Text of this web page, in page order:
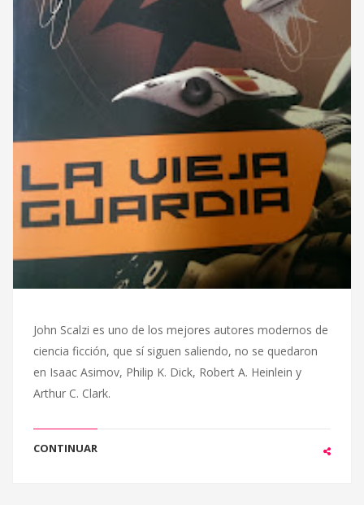
John Scalzi es uno de los mejores autores modernos de
ciencia ficción, que sí siguen saliendo, no se quedaron
en Isaac Asimov, Philip K. Dick, Robert A. Heinlein y
Arthur C. Clark.
CONTINUAR